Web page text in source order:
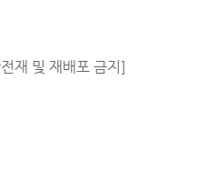
재 및 재배포 금지]